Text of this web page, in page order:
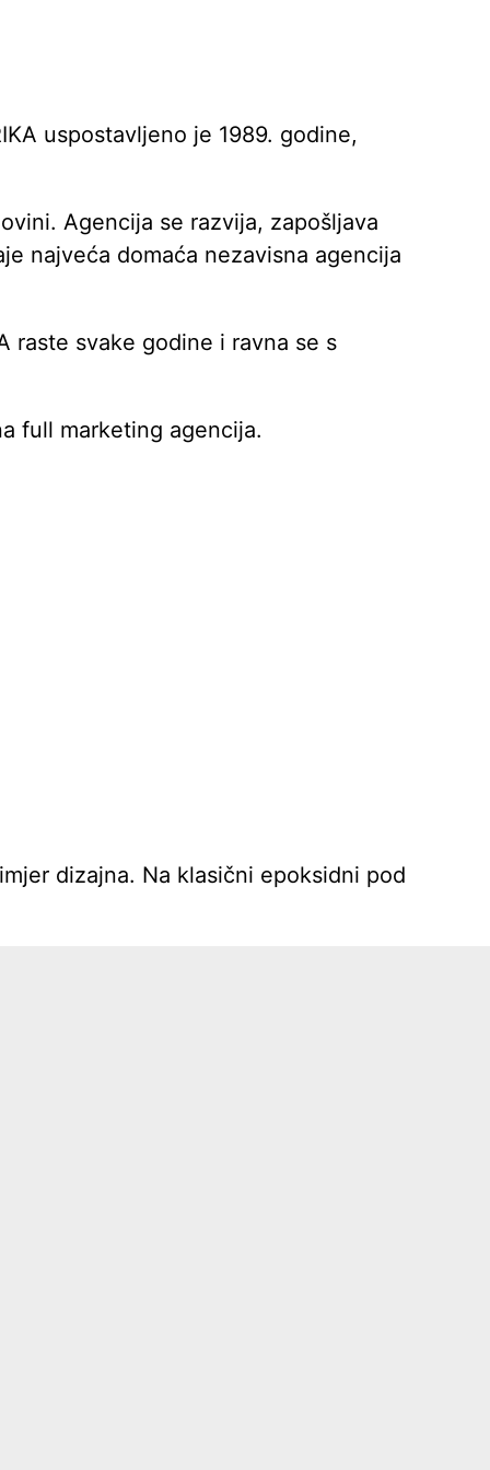
uspostavljeno je 1989. godine,
Agencija se razvija, zapošljava
najveća domaća nezavisna agencija
raste svake godine i ravna se s
full marketing agencija.
dizajna. Na klasični epoksidni pod